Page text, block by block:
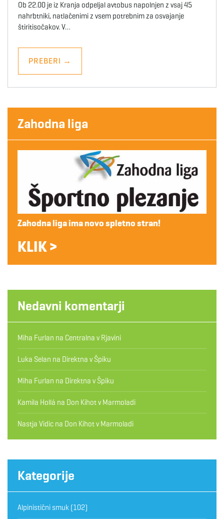
Ob 22.00 je iz Kranja odpeljal avtobus napolnjen z vsaj 45
nahrbtniki, natlačenimi z vsem potrebnim za osvajanje
štiritisočakov. V…
PREBERI →
Zahodna liga
Zahodna liga ima novo spletno stran!
KLIK >
Nedavni komentarji
Miha Furlan na Centralna v Rjavini
Luka Selan na Direktna v Špiku
Miha Furlan na Direktna v Špiku
Kamila Hollá na Don Kihot v Marmoladi
Nastja Vidic na Don Kihot v Marmoladi
Kategorije
Alpinistični smuk (102)